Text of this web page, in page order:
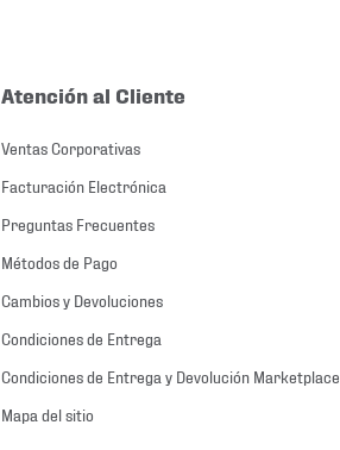
Atención al Cliente
Ventas Corporativas
Facturación Electrónica
Preguntas Frecuentes
Métodos de Pago
Cambios y Devoluciones
Condiciones de Entrega
Condiciones de Entrega y Devolución Marketplace
Mapa del sitio